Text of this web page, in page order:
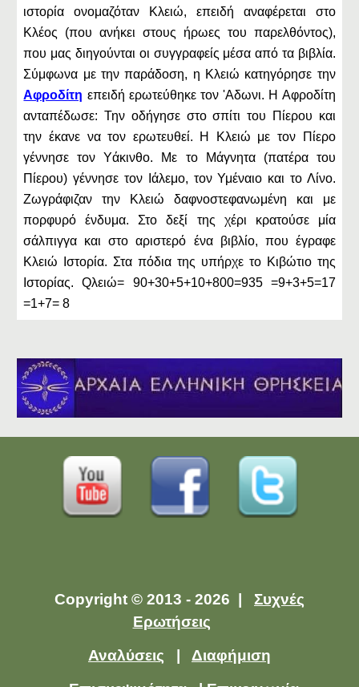
ιστορία ονομαζόταν Κλειώ, επειδή αναφέρεται στο
Κλέος (που ανήκει στους ήρωες του παρελθόντος),
που μας διηγούνται οι συγγραφείς μέσα από τα βιβλία.
Σύμφωνα με την παράδοση, η Κλειώ κατηγόρησε την
Αφροδίτη επειδή ερωτεύθηκε τον 'Aδωνι. Η Αφροδίτη
ανταπέδωσε: Την οδήγησε στο σπίτι του Πίερου και
την έκανε να τον ερωτευθεί. Η Κλειώ με τον Πίερο
γέννησε τον Υάκινθο. Με το Μάγνητα (πατέρα του
Πίερου) γέννησε τον Ιάλεμο, τον Υμέναιο και το Λίνο.
Ζωγράφιζαν την Κλειώ δαφνοστεφανωμένη και με
πορφυρό ένδυμα. Στο δεξί της χέρι κρατούσε μία
σάλπιγγα και στο αριστερό ένα βιβλίο, που έγραφε
Κλειώ Ιστορία. Στα πόδια της υπήρχε το Κιβώτιο της
Ιστορίας. Qλειώ= 90+30+5+10+800=935 =9+3+5=17
=1+7= 8
Copyright © 2013 - 2026 | Συχνές
Ερωτήσεις
Αναλύσεις
Διαφήμιση